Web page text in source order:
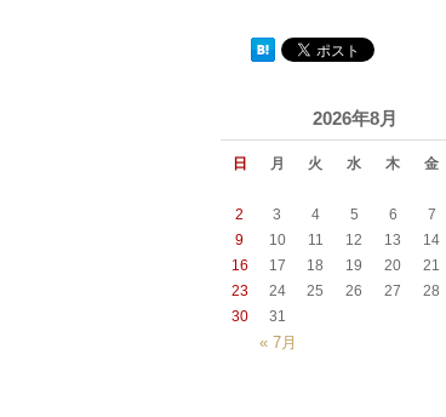
2026年8月
日 月 火 水 木 金
« 7月
2
3 4 5 6 7
9
10 11 12 13 14
16
17 18 19 20 21
23
24 25 26 27 28
30
31